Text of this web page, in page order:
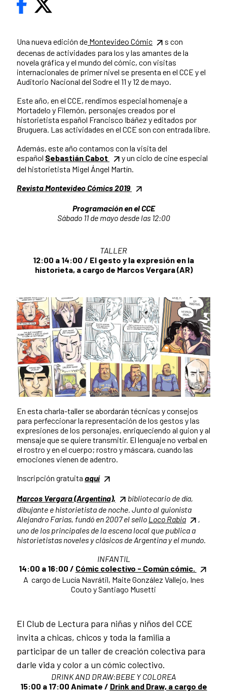
Una nueva edición de Montevideo Cómic
s con
decenas de actividades para los y las amantes de la
novela gráfica y el mundo del cómic, con visitas
internacionales de primer nivel se presenta en el CCE y el
Auditorio Nacional del Sodre el 11 y 12 de mayo.
Este año, en el CCE, rendimos especial homenaje a
Mortadelo y Filemón, personajes creados por el
historietista español Francisco Ibáñez y editados por
Bruguera. Las actividades en el CCE son con entrada libre.
Además, este año contamos con la visita del
español Sebastián Cabot
y un ciclo de cine especial
del historietista Migel Ángel Martín.
Revista Montevideo Cómics 2019
Programación en el CCE
Sábado 11 de mayo desde las 12:00
TALLER
12:00 a 14:00 / El gesto y la expresión en la
historieta, a cargo de Marcos Vergara (AR)
En esta charla-taller se abordarán técnicas y consejos
para perfeccionar la representación de los gestos y las
expresiones de los personajes, enriqueciendo al guion y al
mensaje que se quiere transmitir. El lenguaje no verbal en
el rostro y en el cuerpo; rostro y máscara, cuando las
emociones vienen de adentro.
Inscripción gratuita aquí
Marcos Vergara (Argentina),
bibliotecario de día,
dibujante e historietista de noche. Junto al guionista
Alejandro Farias, fundó en 2007 el sello Loco Rabia
,
uno de los principales de la escena local que publica a
historietistas noveles y clásicos de Argentina y el mundo.
INFANTIL
14:00 a 16:00 / Cómic colectivo - Común cómic.
A cargo de Lucía Navrátil, Maite González Vallejo, Ines
Couto y Santiago Musetti
El Club de Lectura para niñas y niños del CCE
invita a chicas, chicos y toda la familia a
participar de un taller de creación colectiva para
darle vida y color a un cómic colectivo.
DRINK AND DRAW:BEBE Y COLOREA
15:00 a 17:00 Animate / Drink and Draw, a cargo de